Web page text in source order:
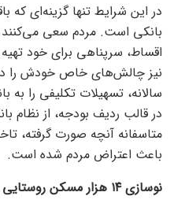
در این شرایط تنها گزینه‌ای که
بانکی است. مردم سعی می‌کنند
اقساط، سرپناهی برای خود
نیز چالش‌های خاص خودش را
سالانه، تسهیلات تکلیفی را به
در قالب ردیف بودجه، از نظام
متاسفانه آنچه صورت گرفته،
باعث اعتراض مردم شده است.
نوسازی ۱۴ هزار مسکن روستایی